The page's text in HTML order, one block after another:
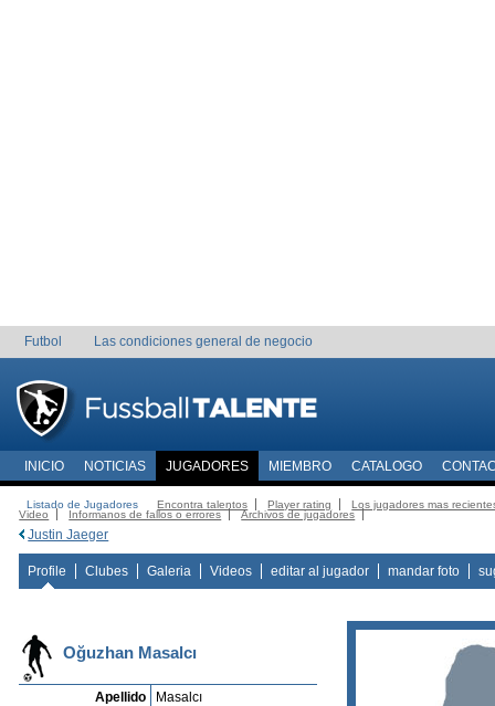
Futbol Las condiciones general de negocio
INICIO NOTICIAS JUGADORES MIEMBRO CATALOGO
Listado de Jugadores Encontra talentos Player rating
Los jugadores mas
Video
Informanos de fallos o errores Archivos de jugadores
Justin Jaeger
Profile Clubes Galeria Videos editar al jugador mandar foto
Oğuzhan Masalcı
Apellido
Masalcı